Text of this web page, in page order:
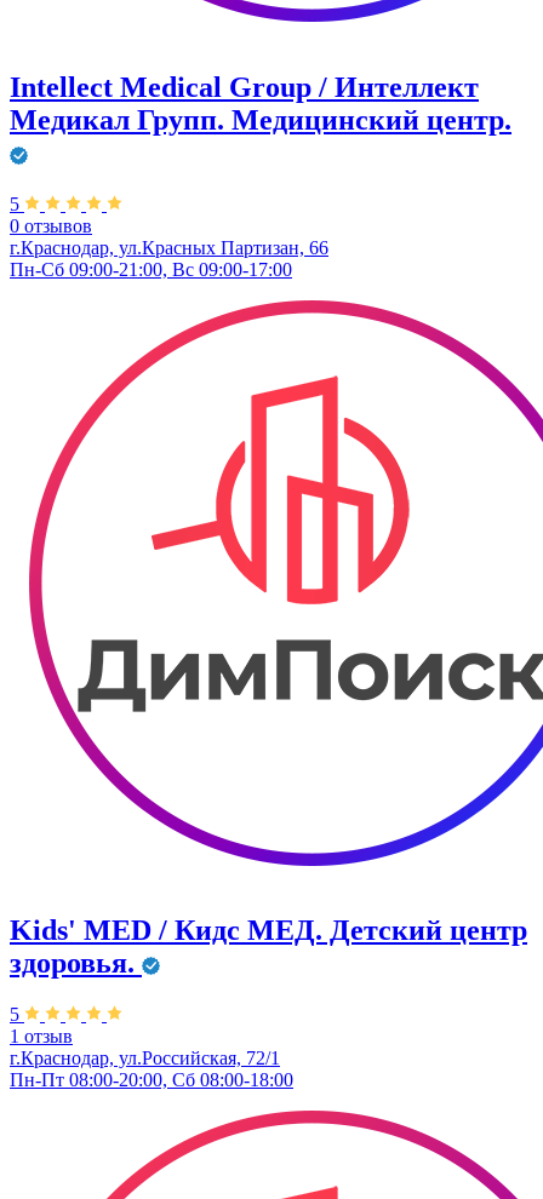
Intellect Medical Group / Интеллект
Медикал Групп. Медицинский центр.
5
0 отзывов
г.Краснодар, ул.Красных Партизан, 66
Пн-Сб 09:00-21:00, Вс 09:00-17:00
Kids' MED / Кидс МЕД. Детский центр
здоровья.
5
1 отзыв
г.Краснодар, ул.Российская, 72/1
Пн-Пт 08:00-20:00, Сб 08:00-18:00